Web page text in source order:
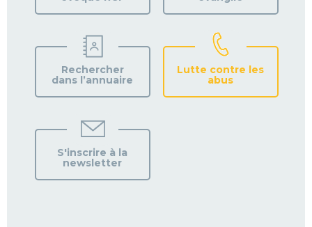
Rechercher
dans l’annuaire
Lutte contre les
abus
S'inscrire à la
newsletter